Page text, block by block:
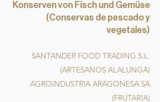
Konserven von Fisch und Gemüse
(Conservas de pescado y
vegetales)
SANTANDER FOOD TRADING S.L.
(ARTESANOS ALALUNGA)
AGROINDUSTRIA ARAGONESA SA
(FRUTARIA)